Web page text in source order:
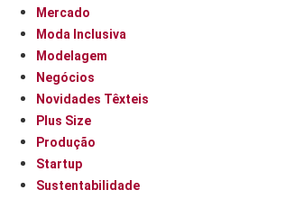
Mercado
Moda Inclusiva
Modelagem
Negócios
Novidades Têxteis
Plus Size
Produção
Startup
Sustentabilidade